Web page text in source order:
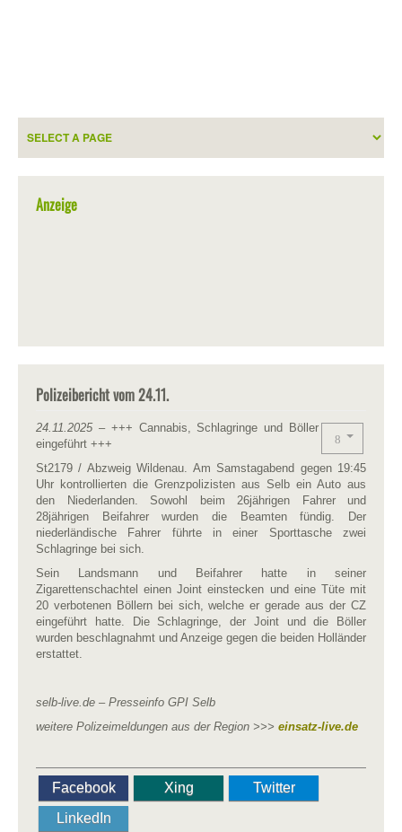
Anzeige
Polizeibericht vom 24.11.
24.11.2025 – +++ Cannabis, Schlagringe und Böller
eingeführt +++
St2179 / Abzweig Wildenau. Am Samstagabend gegen 19:45
Uhr kontrollierten die Grenzpolizisten aus Selb ein Auto aus
den Niederlanden. Sowohl beim 26jährigen Fahrer und
28jährigen Beifahrer wurden die Beamten fündig. Der
niederländische Fahrer führte in einer Sporttasche zwei
Schlagringe bei sich.
Sein Landsmann und Beifahrer hatte in seiner
Zigarettenschachtel einen Joint einstecken und eine Tüte mit
20 verbotenen Böllern bei sich, welche er gerade aus der CZ
eingeführt hatte. Die Schlagringe, der Joint und die Böller
wurden beschlagnahmt und Anzeige gegen die beiden Holländer
erstattet.
selb-live.de – Presseinfo GPI Selb
weitere Polizeimeldungen aus der Region >>> einsatz-live.de
Facebook Xing
Twitter
LinkedIn